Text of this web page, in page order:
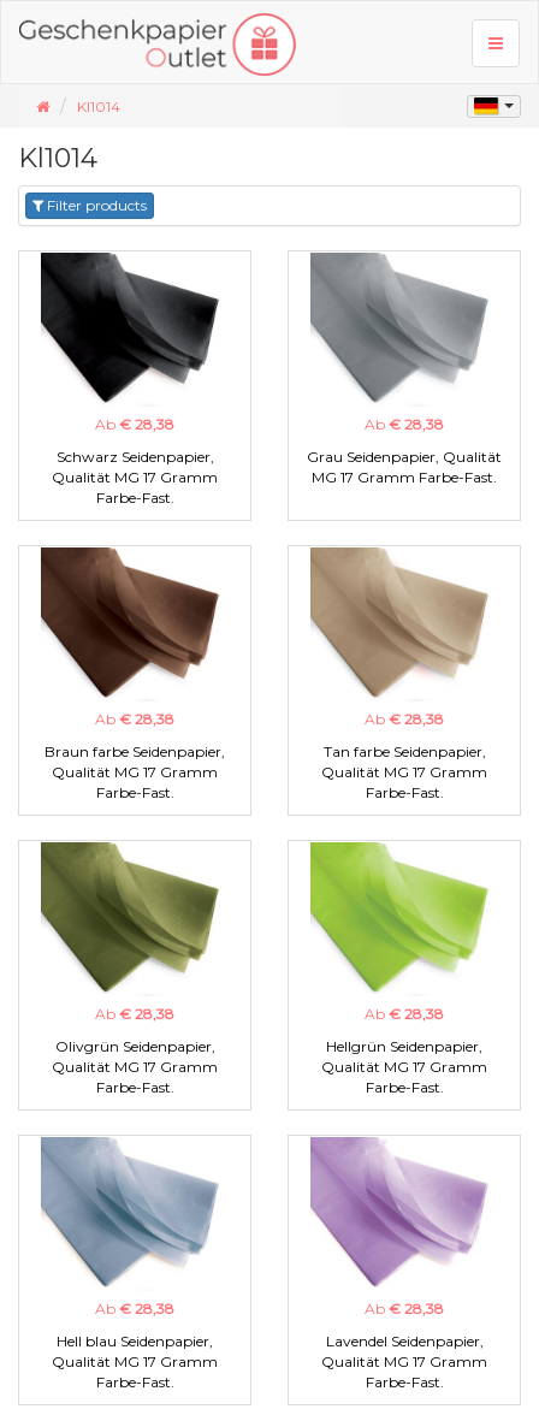
Kl1014
Kl1014
Filter products
Ab € 28,38
Schwarz Seidenpapier,
Qualität MG 17 Gramm
Farbe-Fast.
Ab € 28,38
Grau Seidenpapier, Qualität
MG 17 Gramm Farbe-Fast.
Ab € 28,38
Braun farbe Seidenpapier,
Qualität MG 17 Gramm
Farbe-Fast.
Ab € 28,38
Tan farbe Seidenpapier,
Qualität MG 17 Gramm
Farbe-Fast.
Ab € 28,38
Olivgrün Seidenpapier,
Qualität MG 17 Gramm
Farbe-Fast.
Ab € 28,38
Hellgrün Seidenpapier,
Qualität MG 17 Gramm
Farbe-Fast.
Ab € 28,38
Hell blau Seidenpapier,
Qualität MG 17 Gramm
Farbe-Fast.
Ab € 28,38
Lavendel Seidenpapier,
Qualität MG 17 Gramm
Farbe-Fast.